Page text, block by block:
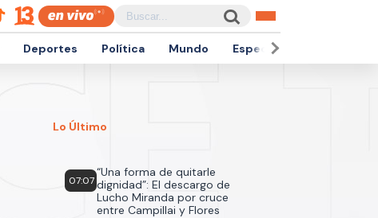
Deportes Política Mundo Espectáculos
Lo Último
07:07
“Una forma de quitarle
dignidad”: El descargo de
Lucho Miranda por cruce
entre Campillai y Flores